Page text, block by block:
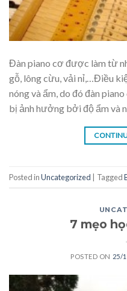
Đàn piano cơ được làm từ
gỗ, lông cừu, vải nỉ,…Điều
nóng và ẩm, do đó đàn
bị ảnh hưởng bởi độ ẩm và
Posted inUncategorized | Tagged
7 mẹo
POSTED ON 25/